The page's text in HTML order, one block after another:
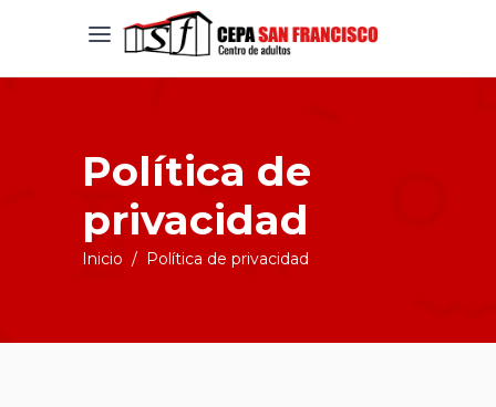
Política de
privacidad
Inicio / Política de privacidad